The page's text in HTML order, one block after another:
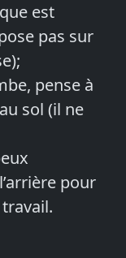
est
pas sur
pense à
sol (il ne
pour